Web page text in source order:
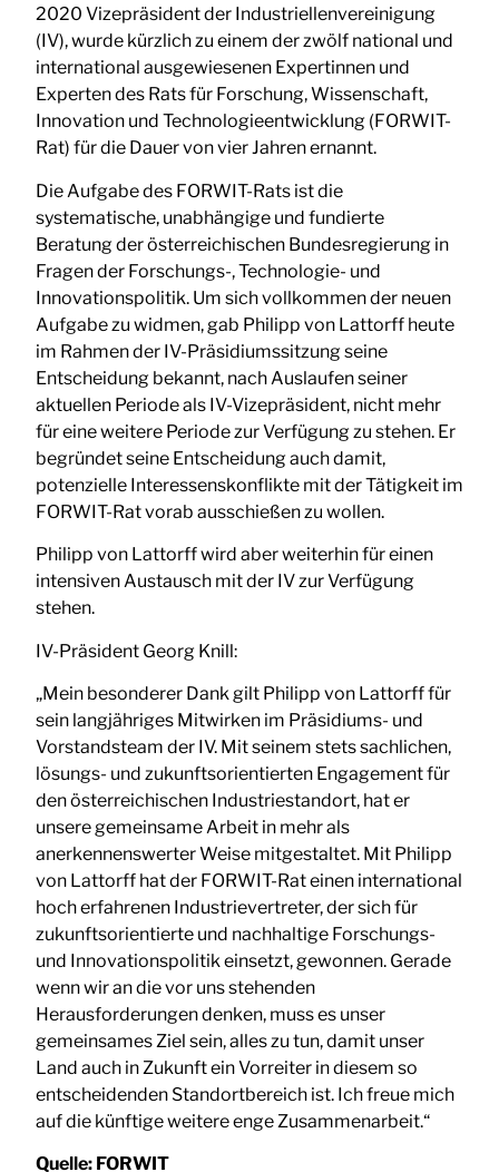
2020 Vizepräsident der Industriellenvereinigung
(IV), wurde kürzlich zu einem der zwölf national und
international ausgewiesenen Expertinnen und
Experten des Rats für Forschung, Wissenschaft,
Innovation und Technologieentwicklung (FORWIT-
Rat) für die Dauer von vier Jahren ernannt.
Die Aufgabe des FORWIT-Rats ist die
systematische, unabhängige und fundierte
Beratung der österreichischen Bundesregierung in
Fragen der Forschungs-, Technologie- und
Innovationspolitik. Um sich vollkommen der neuen
Aufgabe zu widmen, gab Philipp von Lattorff heute
im Rahmen der IV-Präsidiumssitzung seine
Entscheidung bekannt, nach Auslaufen seiner
aktuellen Periode als IV-Vizepräsident, nicht mehr
für eine weitere Periode zur Verfügung zu stehen. Er
begründet seine Entscheidung auch damit,
potenzielle Interessenskonflikte mit der Tätigkeit im
FORWIT-Rat vorab ausschießen zu wollen.
Philipp von Lattorff wird aber weiterhin für einen
intensiven Austausch mit der IV zur Verfügung
stehen.
IV-Präsident Georg Knill:
„Mein besonderer Dank gilt Philipp von Lattorff für
sein langjähriges Mitwirken im Präsidiums- und
Vorstandsteam der IV. Mit seinem stets sachlichen,
lösungs- und zukunftsorientierten Engagement für
den österreichischen Industriestandort, hat er
unsere gemeinsame Arbeit in mehr als
anerkennenswerter Weise mitgestaltet. Mit Philipp
von Lattorff hat der FORWIT-Rat einen international
hoch erfahrenen Industrievertreter, der sich für
zukunftsorientierte und nachhaltige Forschungs-
und Innovationspolitik einsetzt, gewonnen. Gerade
wenn wir an die vor uns stehenden
Herausforderungen denken, muss es unser
gemeinsames Ziel sein, alles zu tun, damit unser
Land auch in Zukunft ein Vorreiter in diesem so
entscheidenden Standortbereich ist. Ich freue mich
auf die künftige weitere enge Zusammenarbeit.“
Quelle: FORWIT